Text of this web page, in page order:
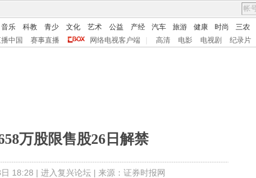
音乐 科教 青少 文化 艺术 公益 产经 汽车 旅游 健康 时尚 三农
中国
赛事直播 网络电视客户端 高清 电影 电视剧 纪录片
万股限售股26日解禁
18:28 | 进入复兴论坛| 来源：证券时报网